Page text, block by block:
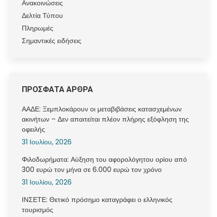
Ανακοινώσεις
Δελτία Τύπου
Πληρωμές
Σημαντικές ειδήσεις
ΠΡΟΣΦΑΤΑ ΑΡΘΡΑ
ΑΑΔΕ: Ξεμπλοκάρουν οι μεταβιβάσεις κατασχεμένων
ακινήτων – Δεν απαιτείται πλέον πλήρης εξόφληση της
οφειλής
31 Ιουλίου, 2026
Φιλοδωρήματα: Αύξηση του αφορολόγητου ορίου από
300 ευρώ τον μήνα σε 6.000 ευρώ τον χρόνο
31 Ιουλίου, 2026
ΙΝΣΕΤΕ: Θετικό πρόσημο καταγράφει ο ελληνικός
τουρισμός